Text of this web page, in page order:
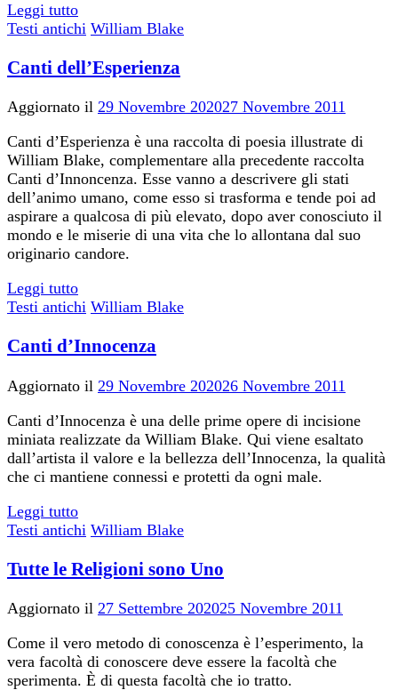
Leggi tutto
Testi antichi William Blake
Canti dell’Esperienza
Aggiornato il 29 Novembre 202027 Novembre 2011
Canti d’Esperienza è una raccolta di poesia illustrate di
William Blake, complementare alla precedente raccolta
Canti d’Innoncenza. Esse vanno a descrivere gli stati
dell’animo umano, come esso si trasforma e tende poi ad
aspirare a qualcosa di più elevato, dopo aver conosciuto il
mondo e le miserie di una vita che lo allontana dal suo
originario candore.
Leggi tutto
Testi antichi William Blake
Canti d’Innocenza
Aggiornato il 29 Novembre 202026 Novembre 2011
Canti d’Innocenza è una delle prime opere di incisione
miniata realizzate da William Blake. Qui viene esaltato
dall’artista il valore e la bellezza dell’Innocenza, la qualità
che ci mantiene connessi e protetti da ogni male.
Leggi tutto
Testi antichi William Blake
Tutte le Religioni sono Uno
Aggiornato il 27 Settembre 202025 Novembre 2011
Come il vero metodo di conoscenza è l’esperimento, la
vera facoltà di conoscere deve essere la facoltà che
sperimenta. È di questa facoltà che io tratto.